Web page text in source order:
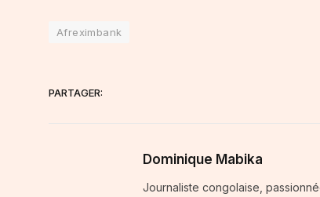
Afreximbank
PARTAGER:
Dominique Mabika
Journaliste congolaise,